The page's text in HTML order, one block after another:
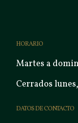
HORARIO
Martes a
Cerrados
DATOS DE CONTACTO